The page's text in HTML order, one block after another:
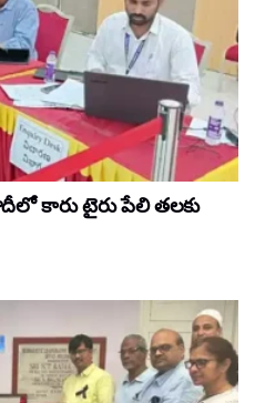
కారు టైరు పేలి తలకు